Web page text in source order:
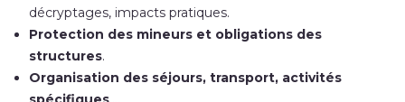
décryptages, impacts pratiques.
Protection des mineurs et obligations des
structures.
Organisation des séjours, transport, activités